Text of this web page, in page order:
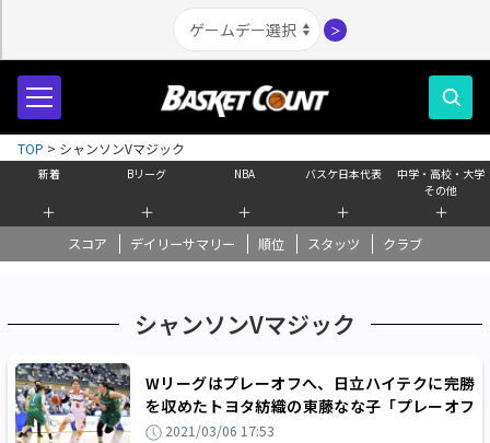
＞
新着
＋
Bリーグ
＋
NBA
＋
バスケ日本代表
＋
中学・高校・大学
その他
＋
スコア デイリーサマリー 順位 スタッツ クラブ
TOP > シャンソンVマジック
シャンソンVマジック
Wリーグはプレーオフへ、日立ハイテクに完勝
を収めたトヨタ紡織の東藤なな子「プレーオフ
は一発勝負、前半から全開で」
2021/03/06 17:53